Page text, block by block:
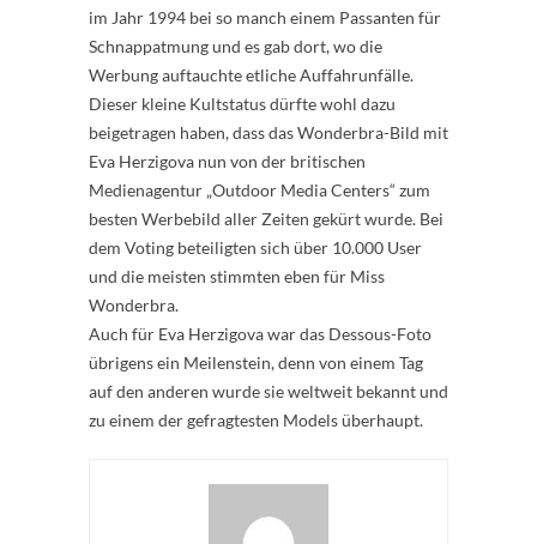
im Jahr 1994 bei so manch einem Passanten für
Schnappatmung und es gab dort, wo die
Werbung auftauchte etliche Auffahrunfälle.
Dieser kleine Kultstatus dürfte wohl dazu
beigetragen haben, dass das Wonderbra-Bild mit
Eva Herzigova nun von der britischen
Medienagentur „Outdoor Media Centers“ zum
besten Werbebild aller Zeiten gekürt wurde. Bei
dem Voting beteiligten sich über 10.000 User
und die meisten stimmten eben für Miss
Wonderbra.
Auch für Eva Herzigova war das Dessous-Foto
übrigens ein Meilenstein, denn von einem Tag
auf den anderen wurde sie weltweit bekannt und
zu einem der gefragtesten Models überhaupt.